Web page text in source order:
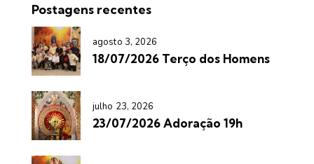
Postagens recentes
agosto 3, 2026
18/07/2026 Terço dos Homens
julho 23, 2026
23/07/2026 Adoração 19h